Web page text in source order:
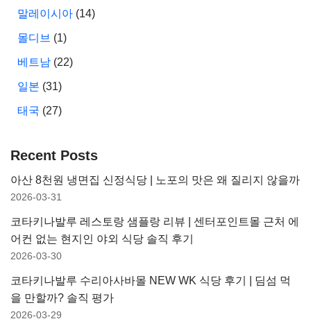
말레이시아 (14)
몰디브 (1)
베트남 (22)
일본 (31)
태국 (27)
Recent Posts
아산 8천원 냉면집 신정식당 | 노포의 맛은 왜 질리지 않을까
2026-03-31
코타키나발루 레스토랑 샘플랑 리뷰 | 센터포인트몰 근처 에
어컨 없는 현지인 야외 식당 솔직 후기
2026-03-30
코타키나발루 수리아사바몰 NEW WK 식당 후기 | 딤섬 먹
을 만할까? 솔직 평가
2026-03-29